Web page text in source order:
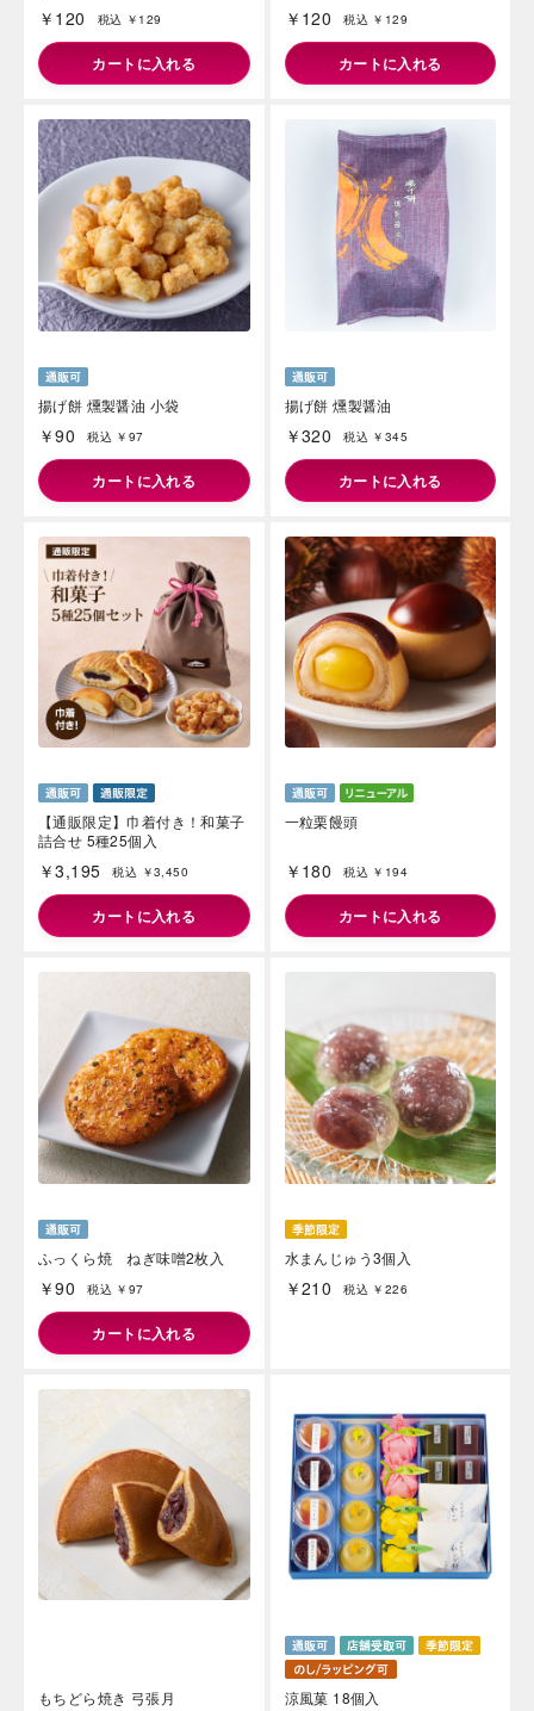
￥120 税込 ￥129
カートに入れる
￥120 税込 ￥129
カートに入れる
揚げ餅 燻製醤油 小袋
￥90 税込 ￥97
カートに入れる
揚げ餅 燻製醤油
￥320 税込 ￥345
カートに入れる
【通販限定】巾着付き！和菓子
詰合せ 5種25個入
￥3,195 税込 ￥3,450
カートに入れる
一粒栗饅頭
￥180 税込 ￥194
カートに入れる
ふっくら焼 ねぎ味噌2枚入
￥90 税込 ￥97
カートに入れる
水まんじゅう3個入
￥210 税込 ￥226
もちどら焼き 弓張月 涼風菓 18個入